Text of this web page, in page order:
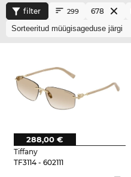
filter 299 678
Tiffany
TF3114 - 602111
288,00 €